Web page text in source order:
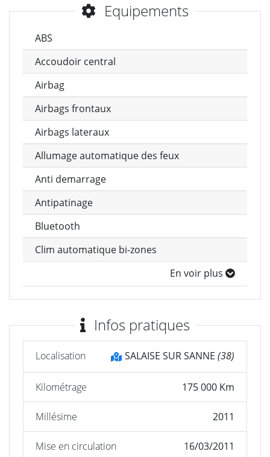
Equipements
ABS
Accoudoir central
Airbag
Airbags frontaux
Airbags lateraux
Allumage automatique des feux
Anti demarrage
Antipatinage
Bluetooth
Clim automatique bi-zones
En voir plus
Infos pratiques
Localisation SALAISE SUR SANNE (38)
Kilométrage 175 000 Km
Millésime 2011
Mise en circulation 16/03/2011